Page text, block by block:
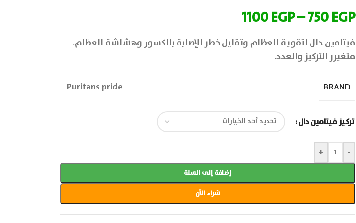
750EGP
–
1100EGP
فيتامين دال لتقوية العظام وتقليل خطر الإصابة بالكسور وهشاشة العظام.
متغيرر التركيز والعدد.
BRAND
Puritans pride
تركيز فيتامين دال
-
+
إضافة إلى السلة
شراء الآن